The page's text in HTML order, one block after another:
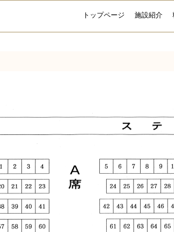
トップページ 施設紹介